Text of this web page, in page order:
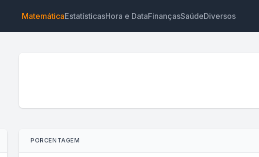
MatemáticaEstatísticasHora e DataFinançasSaúdeDiversos
PORCENTAGEM